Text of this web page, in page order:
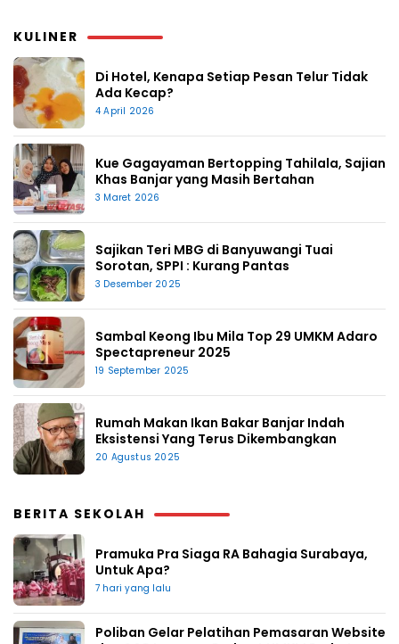
KULINER
Di Hotel, Kenapa Setiap Pesan Telur Tidak
Ada Kecap?
4 April 2026
Kue Gagayaman Bertopping Tahilala, Sajian
Khas Banjar yang Masih Bertahan
3 Maret 2026
Sajikan Teri MBG di Banyuwangi Tuai
Sorotan, SPPI : Kurang Pantas
3 Desember 2025
Sambal Keong Ibu Mila Top 29 UMKM Adaro
Spectapreneur 2025
19 September 2025
Rumah Makan Ikan Bakar Banjar Indah
Eksistensi Yang Terus Dikembangkan
20 Agustus 2025
BERITA SEKOLAH
Pramuka Pra Siaga RA Bahagia Surabaya,
Untuk Apa?
7 hari yang lalu
Poliban Gelar Pelatihan Pemasaran Website